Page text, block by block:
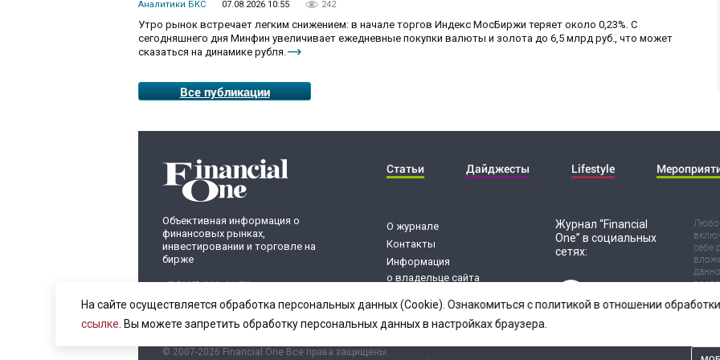
Аналитики БКС 07.08.2026 10:55 242
Утро рынок встречает легким снижением: в начале торгов Индекс МосБиржи теряет около 0,23%. С
сегодняшнего дня Минфин увеличивает ежедневные покупки валюты и золота до 6,5 млрд руб., что может
сказаться на динамике рубля.
Все публикации
Объективная информация о
финансовых рынках,
инвестировании и торговле на
бирже
+7 (495) 899-01-70
info@fomag.ru
Статьи Дайджесты Lifestyle
О журнале
Контакты
Информация
о владельце сайта
персональных данных
Журнал “Financial
One” в социальных
сетях:
себе
риск
© 2007-2026 Financial One Все права защищены.
На сайте осуществляется обработка персональных данных (Cookie). Ознакомиться с политикой в отношении
ссылке . Вы можете запретить обработку персональных данных в настройках браузера.